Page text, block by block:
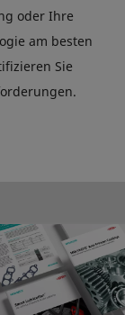
oder Ihre
am besten
Sie